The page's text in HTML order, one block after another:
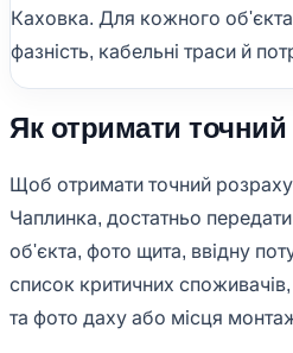
Каховка. Для кожного
фазність, кабельні траси й
Як отримати точний
Щоб отримати точний
Чаплинка, достатньо
об'єкта, фото щита, ввідну
список критичних
та фото даху або місця